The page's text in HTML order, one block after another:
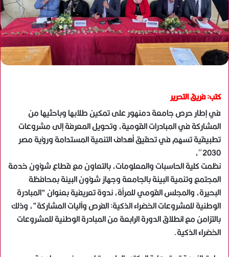
كتب: فريق التحرير
في إطار حرص جامعة دمنهور على تمكين طلابها وباحثيها من
المشاركة في المبادرات القومية، وتحويل المعرفة إلى مشروعات
تطبيقية تسهم في تحقيق أهداف التنمية المستدامة ورؤية مصر
2030″،
نظمت كلية الحاسبات والمعلومات، بالتعاون مع قطاع شؤون خدمة
المجتمع وتنمية البيئة بالجامعة وجهاز شؤون البيئة بمحافظة
البحيرة، والمجلس القومي للمرأة، ندوة تعريفية بعنوان “المبادرة
الوطنية للمشروعات الخضراء الذكية: الفرص وآليات المشاركة”، وذلك
بالتزامن مع انطلاق الدورة الرابعة من المبادرة الوطنية للمشروعات
الخضراء الذكية.